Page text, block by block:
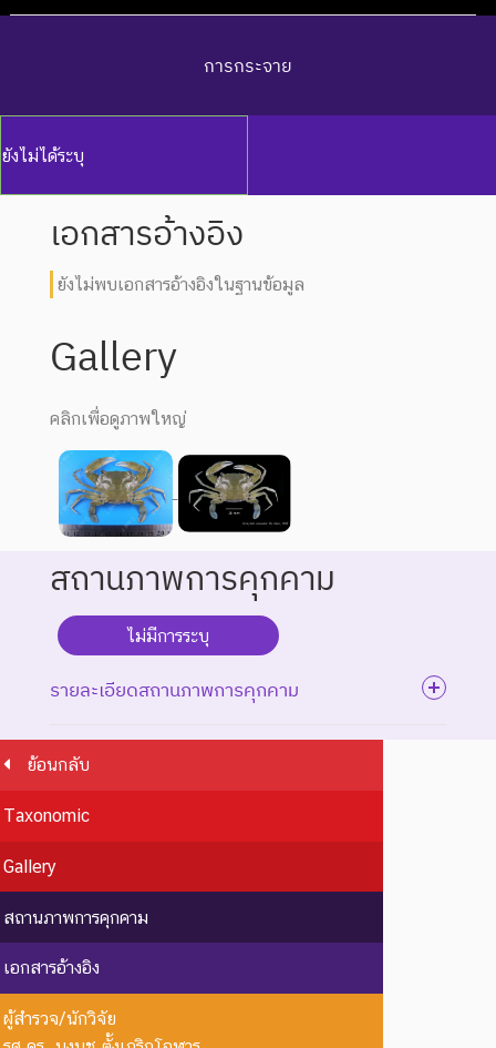
การกระจาย
ยังไม่ได้ระบุ
เอกสารอ้างอิง
ยังไม่พบเอกสารอ้างอิงในฐานข้อมูล
Gallery
คลิกเพื่อดูภาพใหญ่
สถานภาพการคุกคาม
ไม่มีการระบุ
รายละเอียดสถานภาพการคุกคาม
ระดับความรุนแรง : สูญพันธุ์
EX : Extinct
EW :
Extinct in
the Wild
สูญพันธุ์
ธรรมชาติ
ชนิดพันธุ์ที่ไม่มีรายงานว่าพบ
ธรรมชาติ
ระดับความรุนแรง : ถูกคุกคาม
ย้อนกลับ
Taxonomic
Gallery
สถานภาพการคุกคาม
เอกสารอ้างอิง
ผู้สำรวจ/นักวิจัย